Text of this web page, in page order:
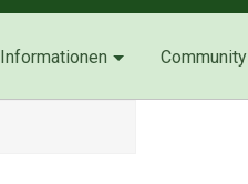
Informationen Community